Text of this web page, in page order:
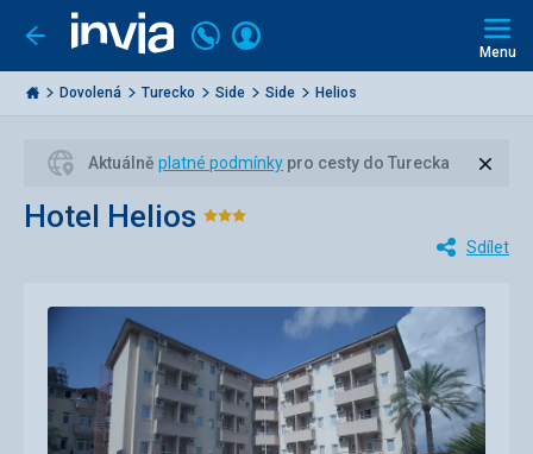
Jít
zpět
Invia.cz
Volejte
226
000
284
Přihlásit
Menu
Dovolená Turecko Side Side Helios
Aktuálně platné podmínky pro cesty do Turecka
Hotel Helios Hodnocení:
Sdílet